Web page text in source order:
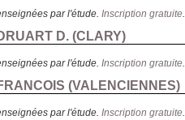
par l'étude. Inscription gratuite.
D. (CLARY)
par l'étude. Inscription gratuite.
(VALENCIENNES)
par l'étude. Inscription gratuite.